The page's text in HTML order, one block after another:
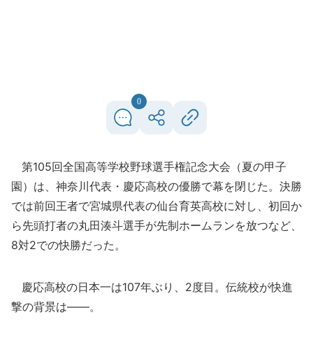
0
第105回全国高等学校野球選手権記念大会（夏の甲子
園）は、神奈川代表・慶応高校の優勝で幕を閉じた。決勝
では前回王者で宮城県代表の仙台育英高校に対し、初回か
ら先頭打者の丸田湊斗選手が先制ホームランを放つなど、
8対2での快勝だった。
慶応高校の日本一は107年ぶり、2度目。伝統校が快進
撃の背景は――。